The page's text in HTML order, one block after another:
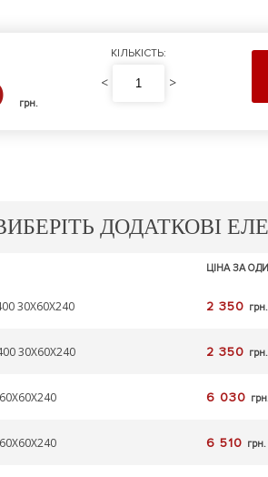
грн.
КІЛЬКІСТЬ:
< >
ДОДАТКОВІ
ЦІНА ЗА
30Х60Х240 2 350 грн.
30Х60Х240 2 350 грн.
6 030 грн.
6 510 грн.